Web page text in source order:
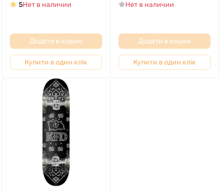
5Нет в наличии
Додати в кошик
Купити в один клік
Нет в наличии
Додати в кошик
Купити в один клік